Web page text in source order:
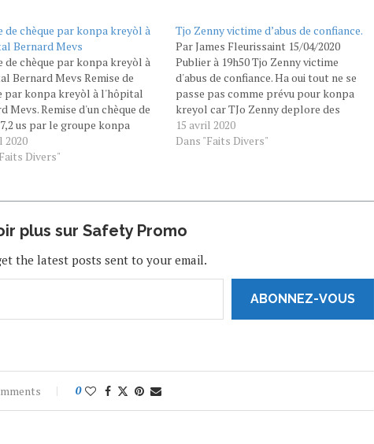
de chèque par konpa kreyòl à
Bernard Mevs
de chèque par konpa kreyòl à
Bernard Mevs Remise de
par konpa kreyòl à l'hôpital
Mevs. Remise d'un chèque de
us par le groupe konpa
l'hôpital Bernard Mevs suite
de fond lors de la séance
2020
Divers"
Tjo Zenny victime d’abus de confiance.
Par James Fleurissaint 15/04/2020
Publier à 19h50 Tjo Zenny victime
d'abus de confiance. Ha oui tout ne se
passe pas comme prévu pour konpa
kreyol car TJo Zenny deplore des
promesses non tenues par les fans.
Konpa kreyol était la groupe affiché ce
15 avril 2020
Dans "Faits Divers"
plus sur Safety Promo
the latest posts sent to your email.
ABONNEZ-VOUS
0